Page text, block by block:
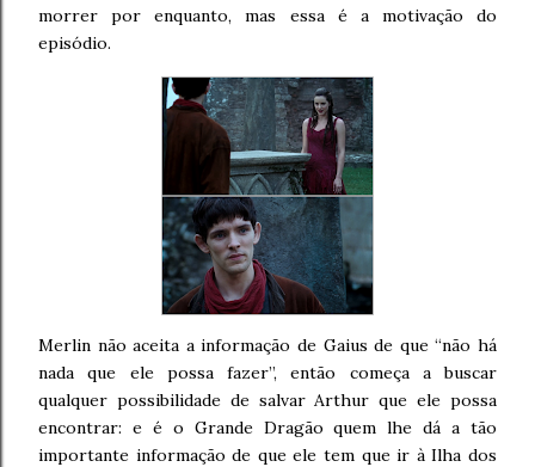
morrer por enquanto, mas essa é a motivação do
episódio.
Merlin não aceita a informação de Gaius de que “não há
nada que ele possa fazer”, então começa a buscar
qualquer possibilidade de salvar Arthur que ele possa
encontrar: e é o Grande Dragão quem lhe dá a tão
importante informação de que ele tem que ir à Ilha dos